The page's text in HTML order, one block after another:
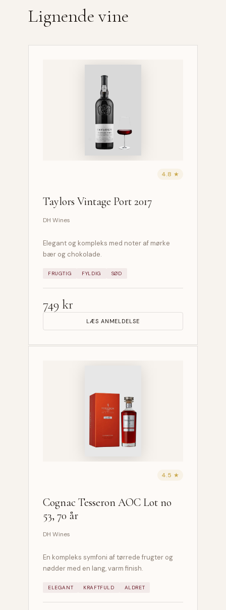
Lignende vine
4.8 ★
Taylors Vintage Port 2017
DH Wines
Elegant og kompleks med noter af mørke
bær og chokolade.
FRUGTIG FYLDIG SØD
749 kr
LÆS ANMELDELSE
4.5 ★
Cognac Tesseron AOC Lot no
53, 70 år
DH Wines
En kompleks symfoni af tørrede frugter og
nødder med en lang, varm finish.
ELEGANT KRAFTFULD ALDRET